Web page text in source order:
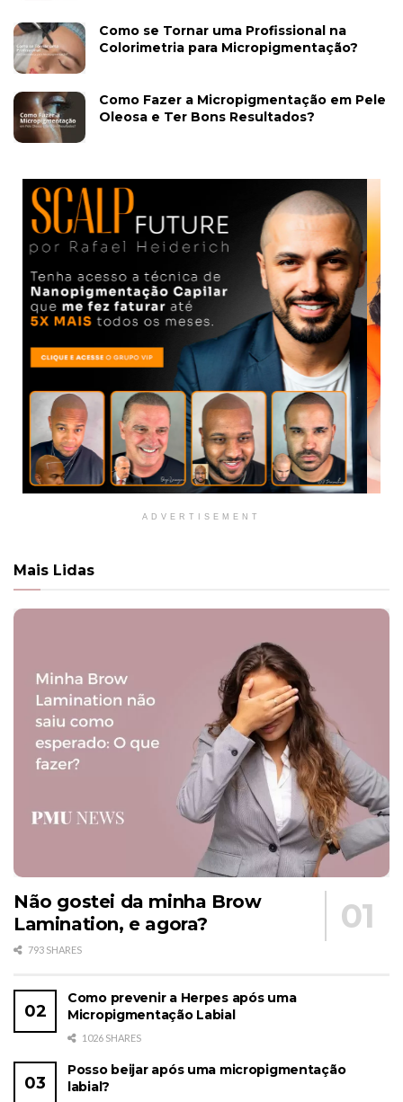
Como se Tornar uma Profissional na
Colorimetria para Micropigmentação?
Como Fazer a Micropigmentação em Pele
Oleosa e Ter Bons Resultados?
ADVERTISEMENT
Mais Lidas
Não gostei da minha Brow
Lamination, e agora?
793 SHARES
Como prevenir a Herpes após uma
Micropigmentação Labial
1026 SHARES
Posso beijar após uma micropigmentação
labial?